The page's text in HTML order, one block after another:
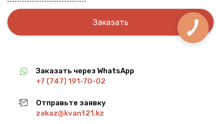
Заказать
Заказать через WhatsApp
+7 (747) 191-70-02
Отправьте заявку
zakaz@kvant21.kz